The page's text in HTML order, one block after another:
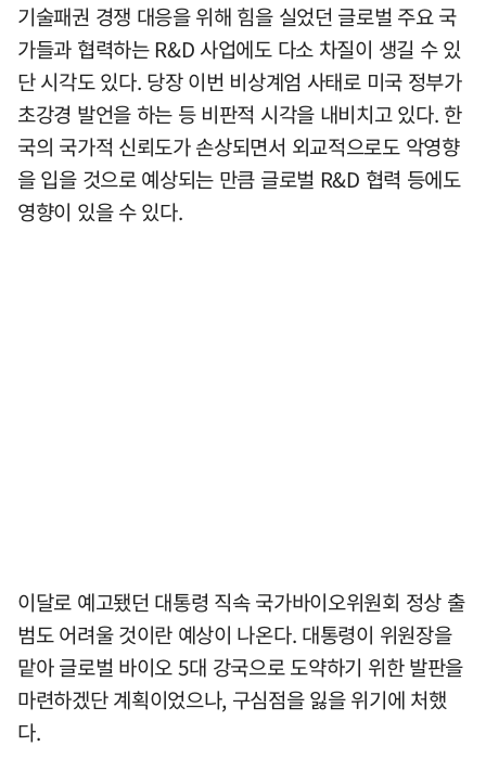
기술패권 경쟁 대응을 위해 힘을 실었던 글로벌 주요 국
가들과 협력하는 R&D 사업에도 다소 차질이 생길 수 있
단 시각도 있다. 당장 이번 비상계엄 사태로 미국 정부가
초강경 발언을 하는 등 비판적 시각을 내비치고 있다. 한
국의 국가적 신뢰도가 손상되면서 외교적으로도 악영향
을 입을 것으로 예상되는 만큼 글로벌 R&D 협력 등에도
영향이 있을 수 있다.
이달로 예고됐던 대통령 직속 국가바이오위원회 정상 출
범도 어려울 것이란 예상이 나온다. 대통령이 위원장을
맡아 글로벌 바이오 5대 강국으로 도약하기 위한 발판을
마련하겠단 계획이었으나, 구심점을 잃을 위기에 처했
다.